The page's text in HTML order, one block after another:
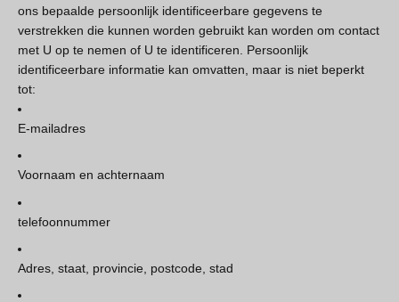
ons bepaalde persoonlijk identificeerbare gegevens te
verstrekken die kunnen worden gebruikt kan worden om contact
met U op te nemen of U te identificeren. Persoonlijk
identificeerbare informatie kan omvatten, maar is niet beperkt
tot:
E-mailadres
Voornaam en achternaam
telefoonnummer
Adres, staat, provincie, postcode, stad